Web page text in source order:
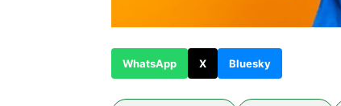
WhatsApp X Bluesky